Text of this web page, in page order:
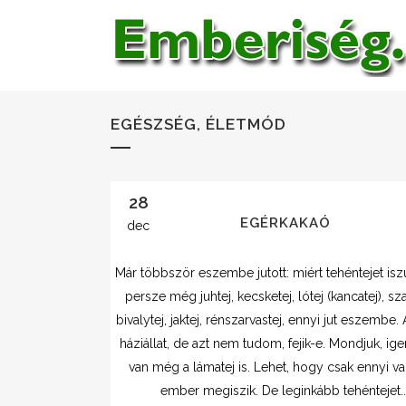
EGÉSZSÉG, ÉLETMÓD
28
dec EGÉRKAKAÓ
Már többször eszembe jutott: miért tehéntejet
persze még juhtej, kecsketej, lótej (kancatej),
bivalytej, jaktej, rénszarvastej, ennyi jut eszembe.
háziállat, de azt nem tudom, fejik-e. Mondjuk,
van még a lámatej is. Lehet, hogy csak ennyi
ember megiszik. De leginkább